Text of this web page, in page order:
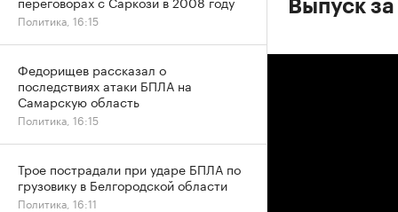
Выпуск
Политика, 16:15
Федорищев рассказал о
последствиях атаки БПЛА на
Самарскую область
Политика, 16:15
Трое пострадали при ударе БПЛА по
грузовику в Белгородской области
Политика, 16:11